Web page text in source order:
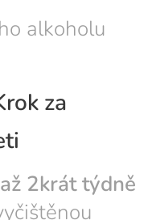
alkoholu
za
2krát týdně